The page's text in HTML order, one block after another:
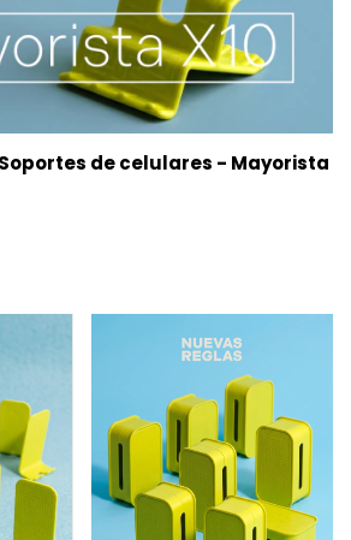
Soportes de celulares - Mayorista